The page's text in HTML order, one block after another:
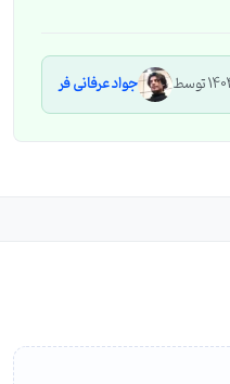
جواد عرفانی فر